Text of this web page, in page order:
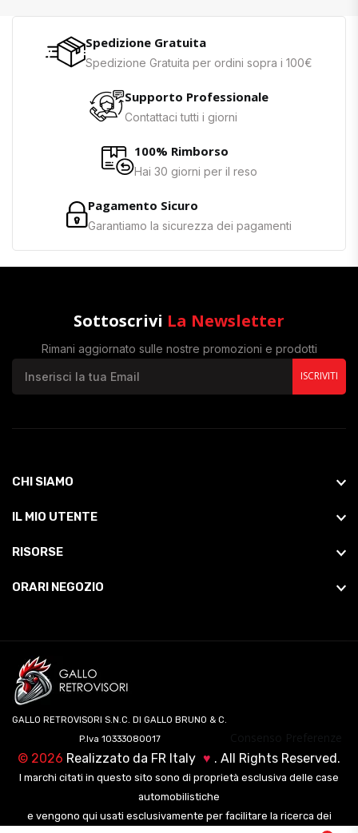
Spedizione Gratuita
Spedizione Gratuita per ordini sopra i 100€
Supporto Professionale
Contattaci tutti i giorni
100% Rimborso
Hai 30 giorni per il reso
Pagamento Sicuro
Garantiamo la sicurezza dei pagamenti
Sottoscrivi La Newsletter
Rimani aggiornato sulle nostre promozioni e prodotti
ISCRIVITI
CHI SIAMO
IL MIO UTENTE
RISORSE
ORARI NEGOZIO
GALLO RETROVISORI S.N.C. DI GALLO BRUNO & C.
P.Iva 10333080017
© 2026 Realizzato da FR Italy ♥ . All Rights Reserved.
I marchi citati in questo sito sono di proprietà esclusiva delle case
automobilistiche
e vengono qui usati esclusivamente per facilitare la ricerca dei